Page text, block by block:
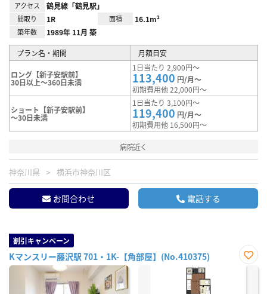
アクセス 鶴見線「鶴見駅」
間取り 1R 面積 16.1m²
築年数 1989年 11月 築
プラン名・期間 月額目安
ロング【新子安駅前】
30日以上～360日未満
1日当たり 2,900円～
113,400 円/月～
初期費用他 22,000円～
ショート【新子安駅前】
～30日未満
1日当たり 3,100円～
119,400 円/月～
初期費用他 16,500円～
病院近く
神奈川県 横浜市神奈川区
お問合わせ 電話する
割引キャンペーン
Kマンスリー藤沢駅 701・1K-【角部屋】(No.410375)
お気